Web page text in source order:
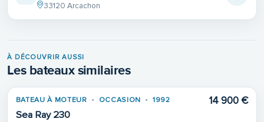
33120 Arcachon
À DÉCOUVRIR AUSSI
Les bateaux similaires
BATEAU À MOTEUR OCCASION 1992
Sea Ray 230
14 900 €